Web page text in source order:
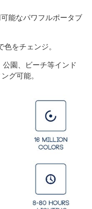
能なパワフルポータブ
をチェンジ。
園、ビーチ等インド
グ可能。